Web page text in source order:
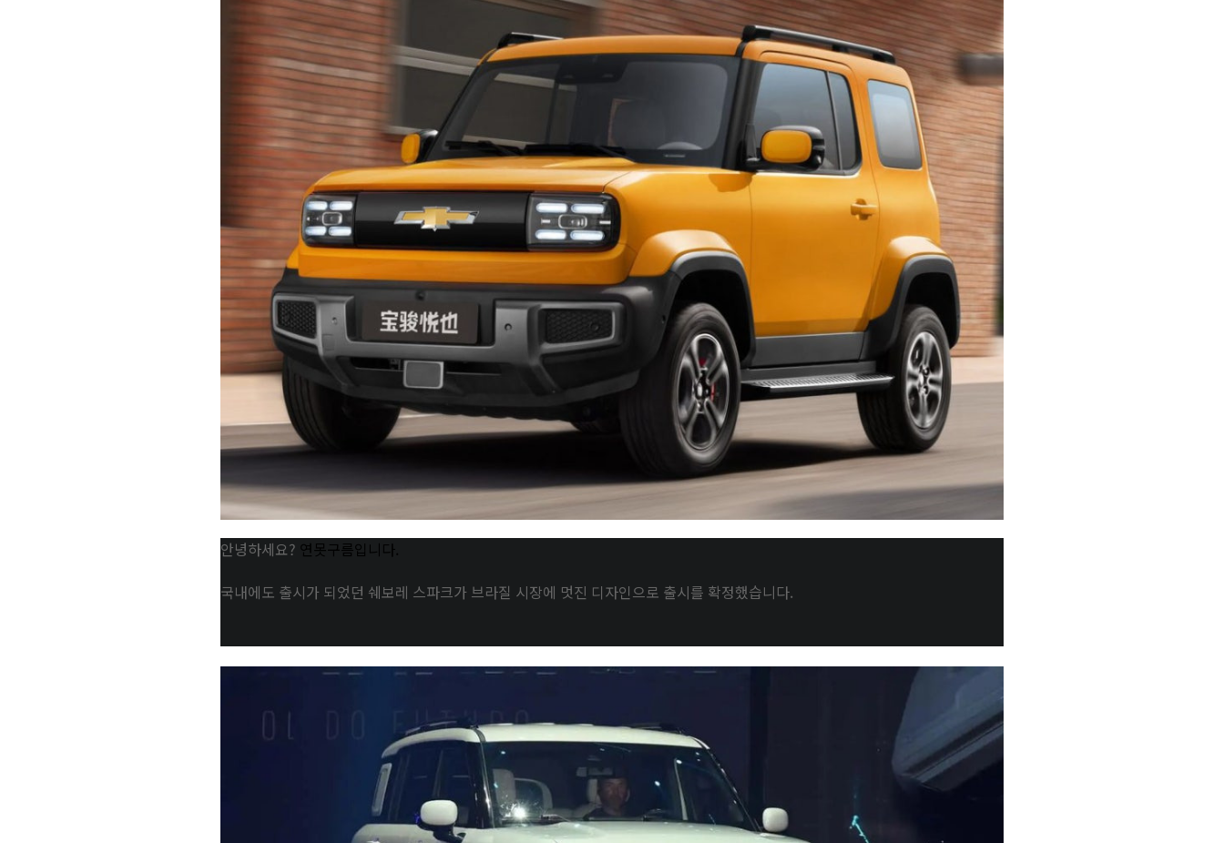
안녕하세요? 연못구름입니다.
국내에도 출시가 되었던 쉐보레 스파크가 브라질 시장에 멋진 디자인으로 출시를 확정했습니다.